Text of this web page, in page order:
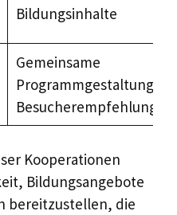
Bildungsinhalte
Gemeinsame
Programmgestaltung
Kooperationen
Bildungsangebote
bereitzustellen, die